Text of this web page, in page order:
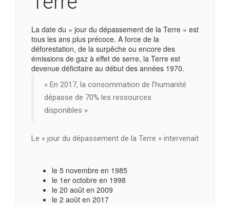
La date du « jour du dépassement de la Terre » est
tous les ans plus précoce. A force de la
déforestation, de la surpêche ou encore des
émissions de gaz à effet de serre, la Terre est
devenue déficitaire au début des années 1970.
« En 2017, la consommation de l’humanité
dépasse de 70% les ressources
disponibles »
Le « jour du dépassement de la Terre » intervenait
:
le 5 novembre en 1985
le 1er octobre en 1998
le 20 août en 2009
le 2 août en 2017